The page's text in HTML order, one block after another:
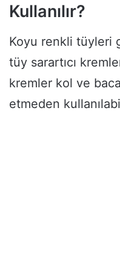
Kullanılır?
Koyu renkli tüyleri
tüy sarartıcı
kremler kol ve
etmeden